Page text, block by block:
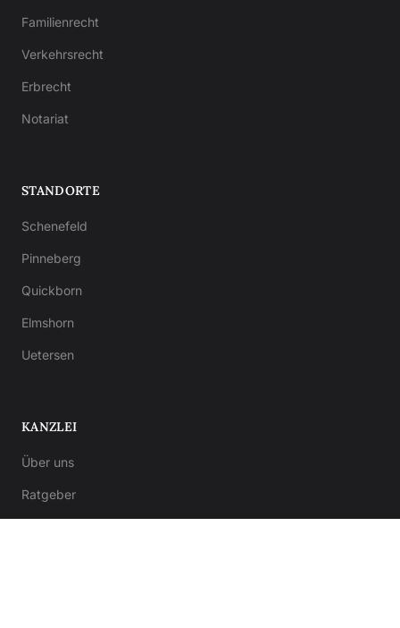
Familienrecht
Verkehrsrecht
Erbrecht
Notariat
STANDORTE
Schenefeld
Pinneberg
Quickborn
Elmshorn
Uetersen
KANZLEI
Über uns
Ratgeber